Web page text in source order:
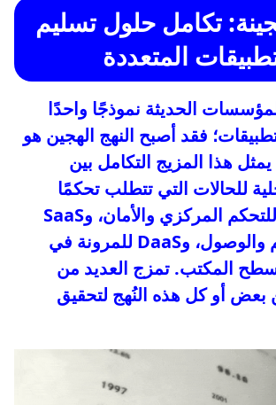
تكامل حلول تسليم
المتعددة
الحديثة نموذجًا واحدًا
فقد أصبح النهج الهجين هو
يمثل هذا المزيج التكامل بين
للحالات التي تتطلب تحكمًا
مباشرًا، وVDI للتحكم المركزي والأمان، وSaaS
لسهولة التسليم والوصول، وDaaS للمرونة في
سطح المكتب. تمزج العديد من
أو كل هذه النُهج لتحقيق